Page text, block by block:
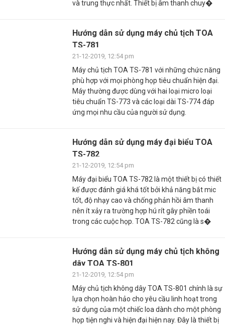
và trung thực nhất. Thiết bị âm thanh chuy�
Hướng dẫn sử dụng máy chủ tịch TOA
TS-781
21-12-2019, 12:54 pm
Máy chủ tịch TOA TS-781 với những chức năng
phù hợp với mọi phòng họp tiêu chuẩn hiện đại.
Máy thường được dùng với hai loại micro loại
tiêu chuẩn TS-773 và các loại dài TS-774 đáp
ứng mọi nhu cầu của người sử dụng.
Hướng dẫn sử dụng máy đại biểu TOA
TS-782
21-12-2019, 12:54 pm
Máy đại biểu TOA TS-782 là một thiết bị có thiết
kế được đánh giá khá tốt bởi khả năng bắt mic
tốt, độ nhạy cao và chống phản hồi âm thanh
nên ít xảy ra trường hợp hú rít gây phiền toái
trong các cuộc họp. TOA TS-782 cũng là s�
Hướng dẫn sử dụng máy chủ tịch không
dây TOA TS-801
21-12-2019, 12:54 pm
Máy chủ tịch không dây TOA TS-801 chính là sự
lựa chọn hoàn hảo cho yêu cầu linh hoạt trong
sử dụng của một chiếc loa dành cho một phòng
họp tiện nghi và hiện đại hiện nay. Đây là thiết bị